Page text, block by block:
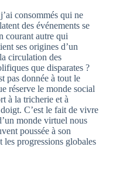
consommés qui ne
des événements se
courant autre qui
ses origines d’un
circulation des
que disparates ?
pas donnée à tout le
réserve le monde social
à la tricherie et à
C’est le fait de vivre
monde virtuel nous
poussée à son
les progressions globales